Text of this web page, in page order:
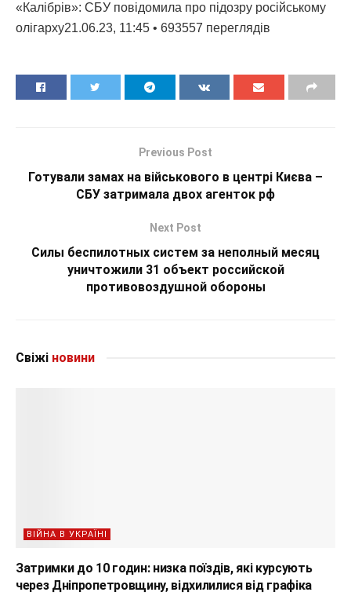
«Калібрів»: СБУ повідомила про підозру російському
олігарху21.06.23, 11:45 • 693557 переглядiв
Previous Post
Готували замах на військового в центрі Києва –
СБУ затримала двох агенток рф
Next Post
Силы беспилотных систем за неполный месяц
уничтожили 31 объект российской
противовоздушной обороны
Свіжі новини
ВІЙНА В УКРАЇНІ
Затримки до 10 годин: низка поїздів, які курсують
через Дніпропетровщину, відхилилися від графіка